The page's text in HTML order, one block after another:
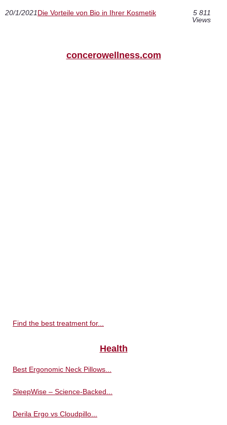
20/1/2021Die Vorteile von Bio in Ihrer Kosmetik
5 811
Views
concerowellness.com
Find the best treatment for...
Health
Best Ergonomic Neck Pillows...
SleepWise – Science-Backed...
Derila Ergo vs Cloudpillo...